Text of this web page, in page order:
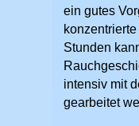
ein gutes
Stunden
intensiv mit
gearbeitet